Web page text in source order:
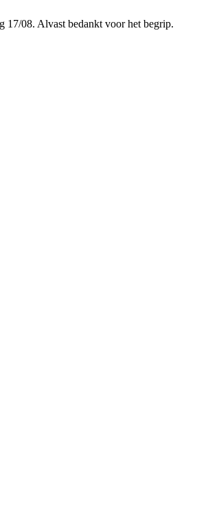
17/08. Alvast bedankt voor het begrip.